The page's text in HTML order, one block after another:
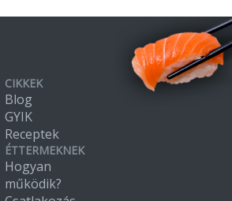
CIKKEK
Blog
GYIK
Receptek
ÉTTERMEKNEK
Hogyan
működik?